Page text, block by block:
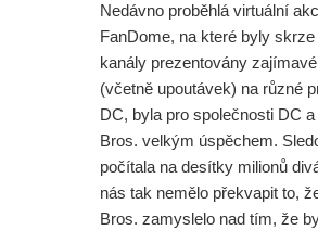
Nedávno proběhlá virtuální
FanDome, na které byly skrze
kanály prezentovány
(včetně upoutávek) na různé
DC, byla pro společnosti DC a
Bros. velkým úspěchem.
počítala na desítky milionů
nás tak nemělo překvapit to,
Bros. zamyslelo nad tím, že